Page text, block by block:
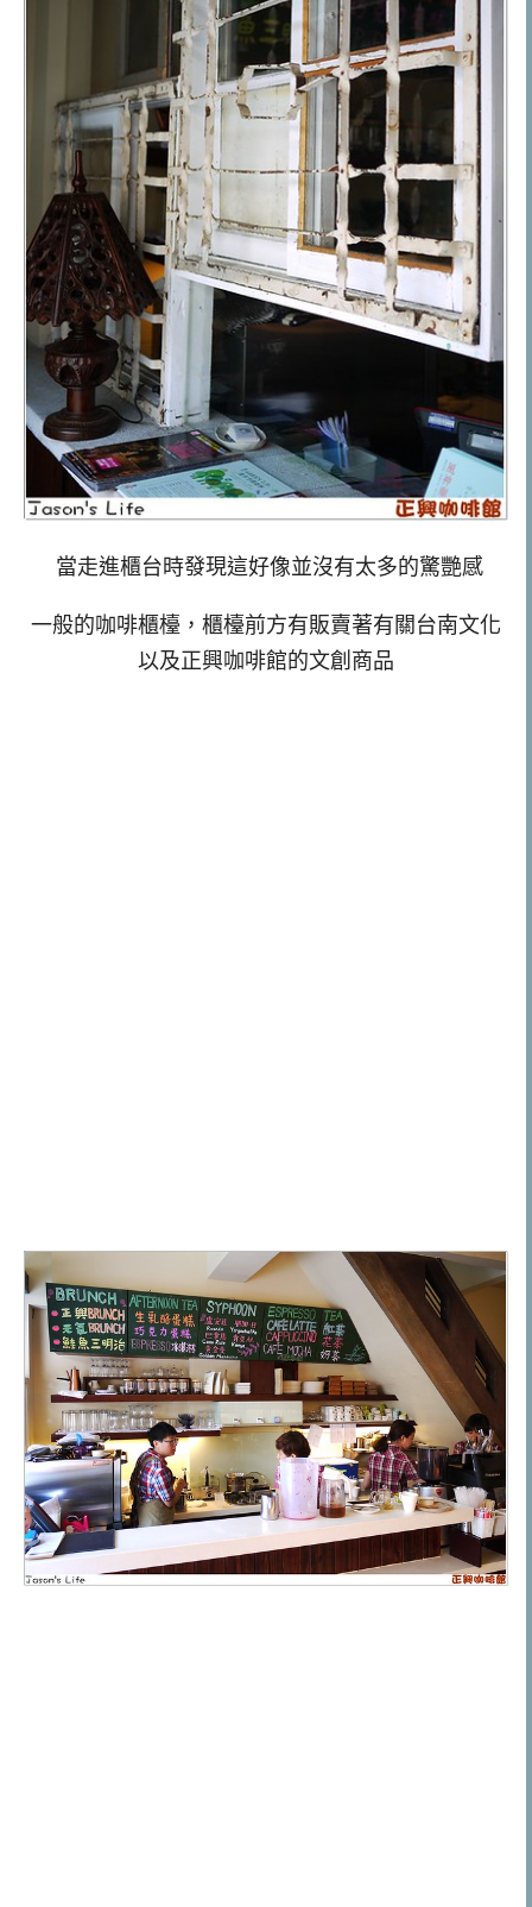
當走進櫃台時發現這好像並沒有太多的驚艷感
一般的咖啡櫃檯，櫃檯前方有販賣著有關台南文化
以及正興咖啡館的文創商品